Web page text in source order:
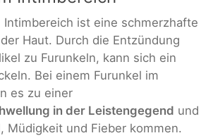
Intimbereich ist eine schmerzhafte
Haut. Durch die Entzündung
zu Furunkeln, kann sich ein
Bei einem Furunkel im
es zu einer
in der Leistengegend und
Müdigkeit und Fieber kommen.